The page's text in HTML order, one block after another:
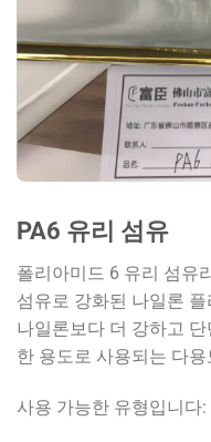
PA6 유리 섬유
폴리아미드 6 유리 섬유
섬유로 강화된 나일론
나일론보다 더 강하고
한 용도로 사용되는 다
사용 가능한 유형입니다: